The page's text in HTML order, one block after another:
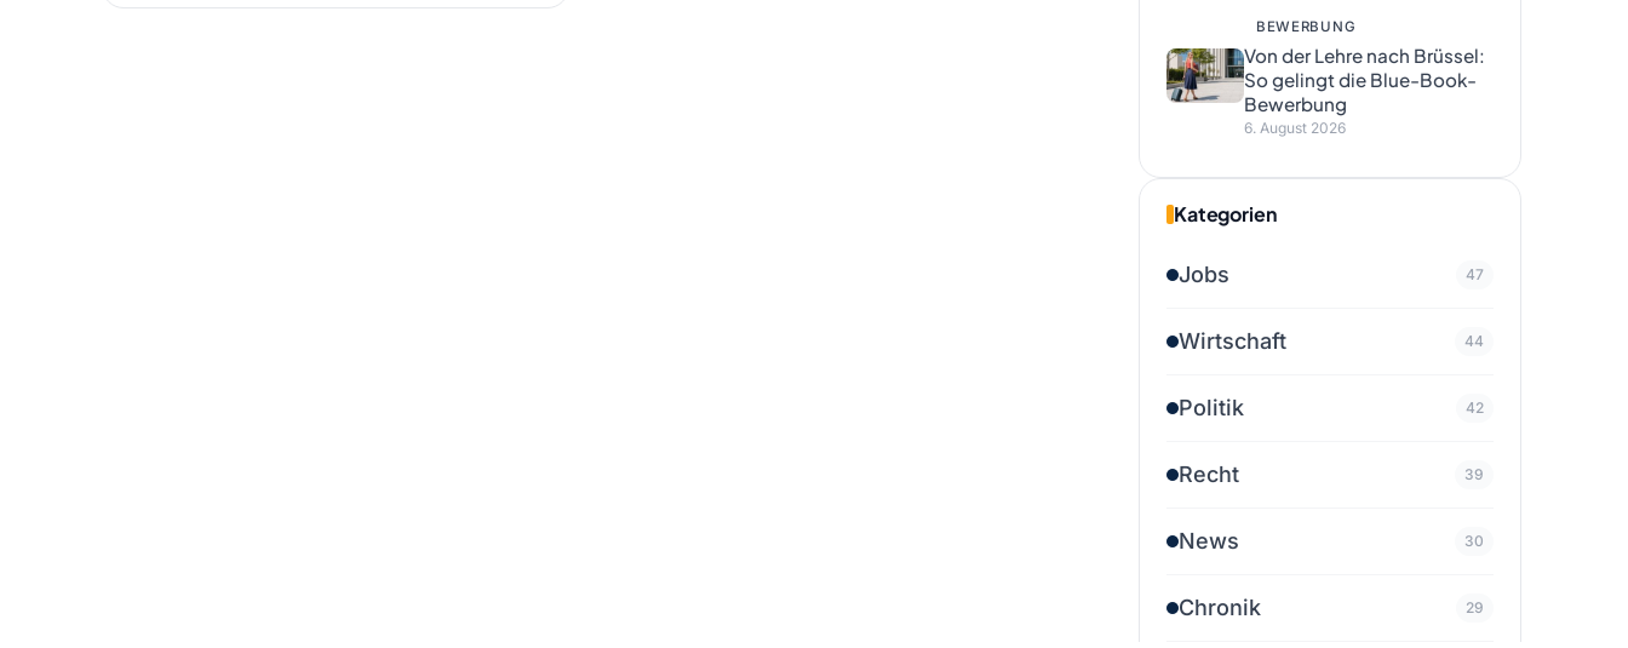
BEWERBUNG
Von der Lehre nach Brüssel:
So gelingt die Blue-Book-
Bewerbung
6. August 2026
Kategorien
Jobs 47
Wirtschaft 44
Politik 42
Recht 39
News 30
Chronik 29